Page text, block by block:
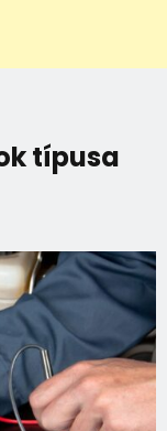
típusa